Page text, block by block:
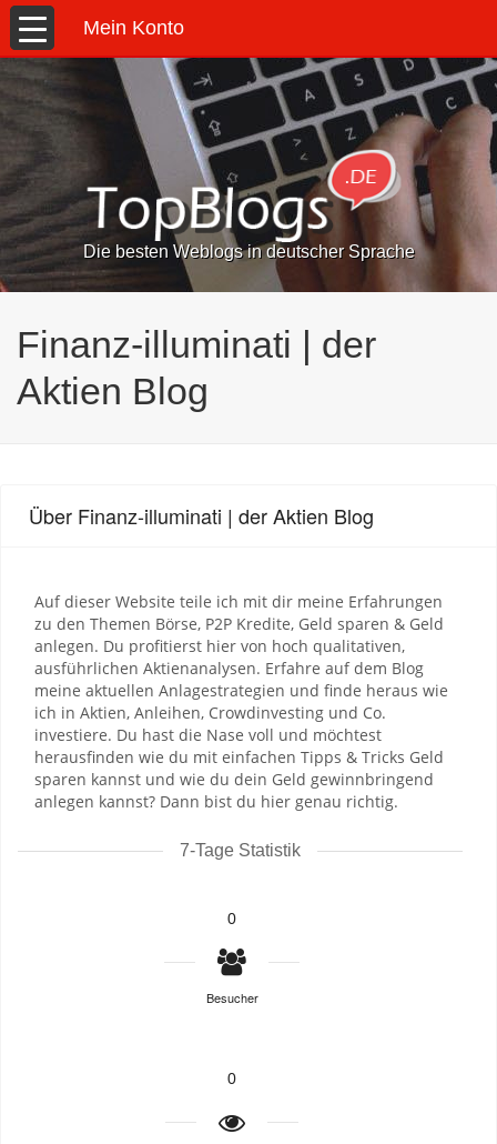
Mein Konto
Die besten Weblogs in deutscher Sprache
Finanz-illuminati | der
Aktien Blog
Über Finanz-illuminati | der Aktien Blog
Auf dieser Website teile ich mit dir meine Erfahrungen
zu den Themen Börse, P2P Kredite, Geld sparen & Geld
anlegen. Du profitierst hier von hoch qualitativen,
ausführlichen Aktienanalysen. Erfahre auf dem Blog
meine aktuellen Anlagestrategien und finde heraus wie
ich in Aktien, Anleihen, Crowdinvesting und Co.
investiere. Du hast die Nase voll und möchtest
herausfinden wie du mit einfachen Tipps & Tricks Geld
sparen kannst und wie du dein Geld gewinnbringend
anlegen kannst? Dann bist du hier genau richtig.
7-Tage Statistik
0
Besucher
0